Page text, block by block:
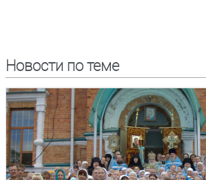
Новости по теме